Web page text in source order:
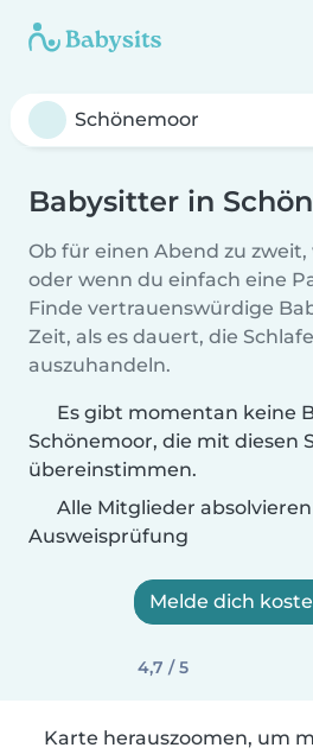
Babysitter in
Ob für einen Abend zu
oder wenn du einfach eine
Finde vertrauenswürdige
Zeit, als es dauert, die
auszuhandeln.
Es gibt momentan keine
Schönemoor, die mit diesen
übereinstimmen.
Alle Mitglieder
Ausweisprüfung
Melde dich
4,7 / 5
Karte herauszoomen, um